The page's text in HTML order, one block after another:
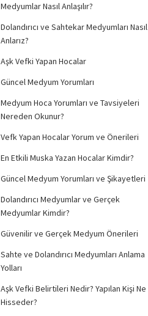
Medyumlar Nasıl Anlaşılır?
Dolandırıcı ve Sahtekar Medyumları Nasıl
Anlarız?
Aşk Vefki Yapan Hocalar
Güncel Medyum Yorumları
Medyum Hoca Yorumları ve Tavsiyeleri
Nereden Okunur?
Vefk Yapan Hocalar Yorum ve Önerileri
En Etkili Muska Yazan Hocalar Kimdir?
Güncel Medyum Yorumları ve Şikayetleri
Dolandırıcı Medyumlar ve Gerçek
Medyumlar Kimdir?
Güvenilir ve Gerçek Medyum Önerileri
Sahte ve Dolandırıcı Medyumları Anlama
Yolları
Aşk Vefki Belirtileri Nedir? Yapılan Kişi Ne
Hisseder?